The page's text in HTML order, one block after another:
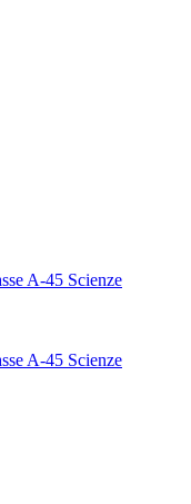
A-45 Scienze
A-45 Scienze